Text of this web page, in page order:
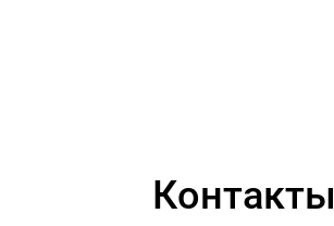
Контакты